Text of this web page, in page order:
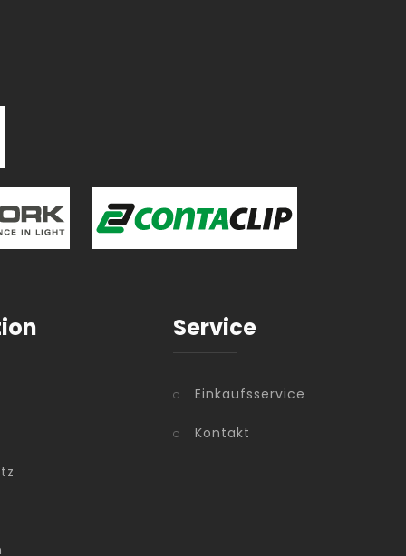
Service
Einkaufsservice
Kontakt